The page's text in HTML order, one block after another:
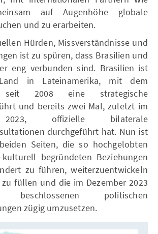
auf Augenhöhe globale
und zu erarbeiten.
Hürden, Missverständnisse und
ist zu spüren, dass Brasilien und
eng verbunden sind. Brasilien ist
in Lateinamerika, mit dem
seit 2008 eine strategische
und bereits zwei Mal, zuletzt im
2023, offizielle bilaterale
durchgeführt hat. Nun ist
Seiten, die so hochgelobten
begründeten Beziehungen
zu führen, weiterzuentwickeln
füllen und die im Dezember 2023
politischen
zügig umzusetzen.